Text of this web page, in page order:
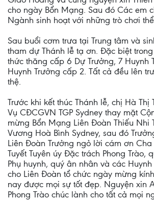
cho ngày Bổn Mạng. Sau đó Các em
Ngành sinh hoạt với những trò chơi
Sau buổi cơm trưa tại Trung tâm và
tham dự Thánh lễ tạ ơn. Đặc biệt
thức thăng cấp 6 Dự Trưởng, 7 Huynh
Huynh Trưởng cấp 2. Tất cả đều lên
thệ.
Trước khi kết thúc Thánh lễ, chị Hà Thị
Vụ CĐCGVN TGP Sydney thay mặt
mừng Bổn Mạng Liên Đoàn Thiếu Nhi
Vương Hoà Bình Sydney, sau đó
Liên Đoàn Trưởng ngỏ lời cám ơn Cha
Tuyết Tuyên úy Đặc trách Phong Trào,
Phụ huynh, quý ân nhân và các
cho Liên Đoàn tổ chức ngày mừng
nay được mọi sự tốt đẹp. Nguyện xin
Phong Trào chúc lành cho tất cả mọi